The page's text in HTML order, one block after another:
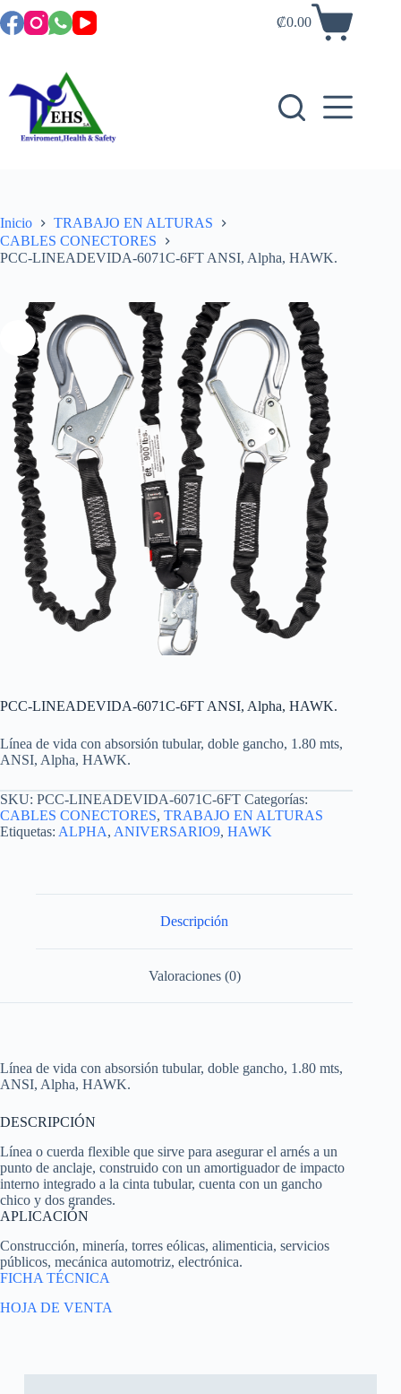
₡0.00
Inicio
TRABAJO EN ALTURAS
CABLES CONECTORES
PCC-LINEADEVIDA-6071C-6FT ANSI, Alpha, HAWK.
PCC-LINEADEVIDA-6071C-6FT ANSI, Alpha, HAWK.
Línea de vida con absorsión tubular, doble gancho, 1.80 mts,
ANSI, Alpha, HAWK.
SKU: PCC-LINEADEVIDA-6071C-6FT Categorías:
CABLES CONECTORES, TRABAJO EN ALTURAS
Etiquetas: ALPHA, ANIVERSARIO9, HAWK
Descripción
Valoraciones (0)
Línea de vida con absorsión tubular, doble gancho, 1.80 mts,
ANSI, Alpha, HAWK.
DESCRIPCIÓN
Línea o cuerda flexible que sirve para asegurar el arnés a un
punto de anclaje, construido con un amortiguador de impacto
interno integrado a la cinta tubular, cuenta con un gancho
chico y dos grandes.
APLICACIÓN
Construcción, minería, torres eólicas, alimenticia, servicios
públicos, mecánica automotriz, electrónica.
FICHA TÉCNICA
HOJA DE VENTA